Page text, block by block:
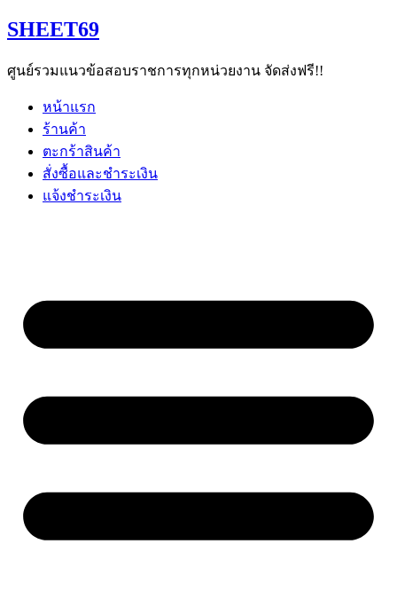
Skip
to
SHEET69
ศูนย์รวมแนวข้อสอบราชการทุกหน่วยงาน จัดส่งฟรี!!
หน้าแรก
ร้านค้า
ตะกร้าสินค้า
สั่งซื้อและชำระเงิน
แจ้งชำระเงิน